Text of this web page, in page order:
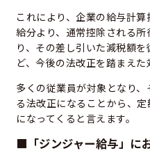
これにより、企業の給与計
給分より、通常控除される
り、その差し引いた減税額
ど、今後の法改正を踏まえた
多くの従業員が対象となり
る法改正になることから、
になってくると言えます。
■「ジンジャー給与」に